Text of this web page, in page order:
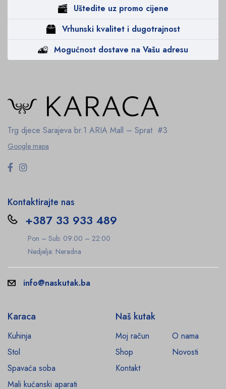
Uštedite uz promo cijene
Vrhunski kvalitet i dugotrajnost
Mogućnost dostave na Vašu adresu
Trg djece Sarajeva br.1 ARIA Mall – Sprat #3
Google mapa
Kontaktirajte nas
+387 33 933 489
Pon – Sub: 09:00 – 22:00
Nedjelja: Neradna
info@naskutak.ba
Karaca
Kuhinja
Stol
Spavaća soba
Mali kućanski aparati
Naš kutak
Moj račun
O nama
Shop
Novosti
Kontakt